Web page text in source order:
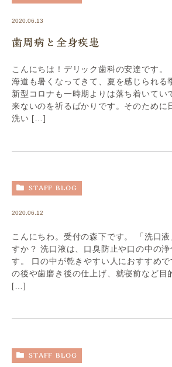
2020.06.13
歯周病と全身疾患
こんにちは！デリック歯科の安
海道も暑くなってきて、夏を感じられる
新型コロナも一時期よりは落ち着いてい
来ないのを祈るばかりです。そのために
洗い […]
STAFF BLOG
2020.06.12
こんにちわ。受付の森下です。 「洗口
すか？ 洗口液は、口臭防止や口の中の
す。 口の中が乾きやすい人におすすめ
の後や歯磨き後の仕上げ、就寝前など目
[…]
STAFF BLOG